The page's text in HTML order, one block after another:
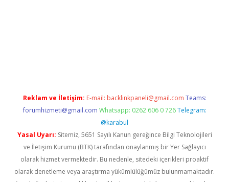
Reklam ve İletişim: E-mail: backlinkpaneli@gmail.com Teams:
forumhizmeti@gmail.com Whatsapp: 0262 606 0 726 Telegram:
@karabul
Yasal Uyarı: Sitemiz, 5651 Sayılı Kanun gereğince Bilgi Teknolojileri
ve İletişim Kurumu (BTK) tarafından onaylanmış bir Yer Sağlayıcı
olarak hizmet vermektedir. Bu nedenle, sitedeki içerikleri proaktif
olarak denetleme veya araştırma yükümlülüğümüz bulunmamaktadır.